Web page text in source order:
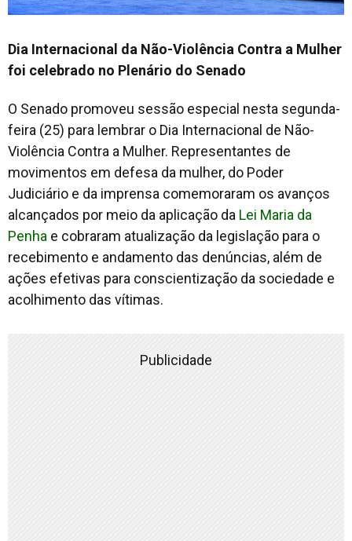
Dia Internacional da Não-Violência Contra a Mulher
foi celebrado no Plenário do Senado
O Senado promoveu sessão especial nesta segunda-
feira (25) para lembrar o Dia Internacional de Não-
Violência Contra a Mulher. Representantes de
movimentos em defesa da mulher, do Poder
Judiciário e da imprensa comemoraram os avanços
alcançados por meio da aplicação da Lei Maria da
Penha e cobraram atualização da legislação para o
recebimento e andamento das denúncias, além de
ações efetivas para conscientização da sociedade e
acolhimento das vítimas.
Publicidade